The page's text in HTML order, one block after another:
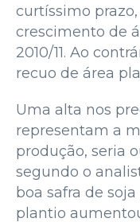
curtíssimo
crescimento de
2010/11. Ao
recuo de área
Uma alta nos
representam a
produção, seria
segundo o
boa safra de
plantio